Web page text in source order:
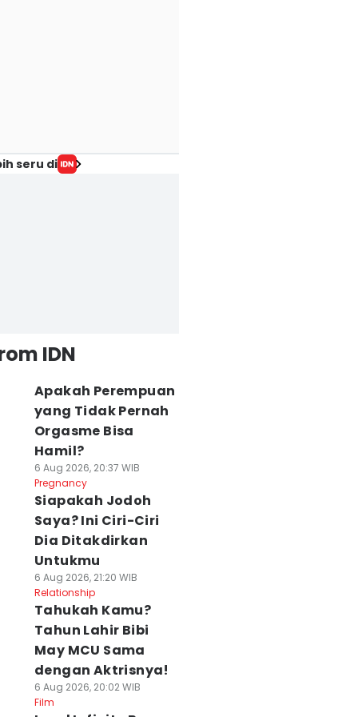
seru di
IDN
Apakah Perempuan
yang Tidak Pernah
Orgasme Bisa
Hamil?
6 Aug 2026, 20:37 WIB
Pregnancy
Siapakah Jodoh
Saya? Ini Ciri-Ciri
Dia Ditakdirkan
Untukmu
6 Aug 2026, 21:20 WIB
Relationship
Tahukah Kamu?
Tahun Lahir Bibi
May MCU Sama
dengan Aktrisnya!
6 Aug 2026, 20:02 WIB
Film